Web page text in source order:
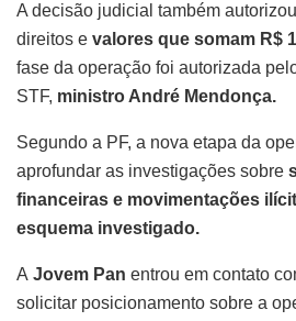
A decisão judicial também
direitos e valores que somam R$
fase da operação foi autorizada
STF, ministro André Mendonça.
Segundo a PF, a nova etapa da
aprofundar as investigações sobre
financeiras e movimentações
esquema investigado.
A Jovem Pan entrou em contato
solicitar posicionamento sobre a